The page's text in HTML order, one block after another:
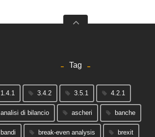
Tag
1.4.1 3.4.2 3.5.1 4.2.1
analisi di bilancio ascheri banche
bandi break-even analysis brexit